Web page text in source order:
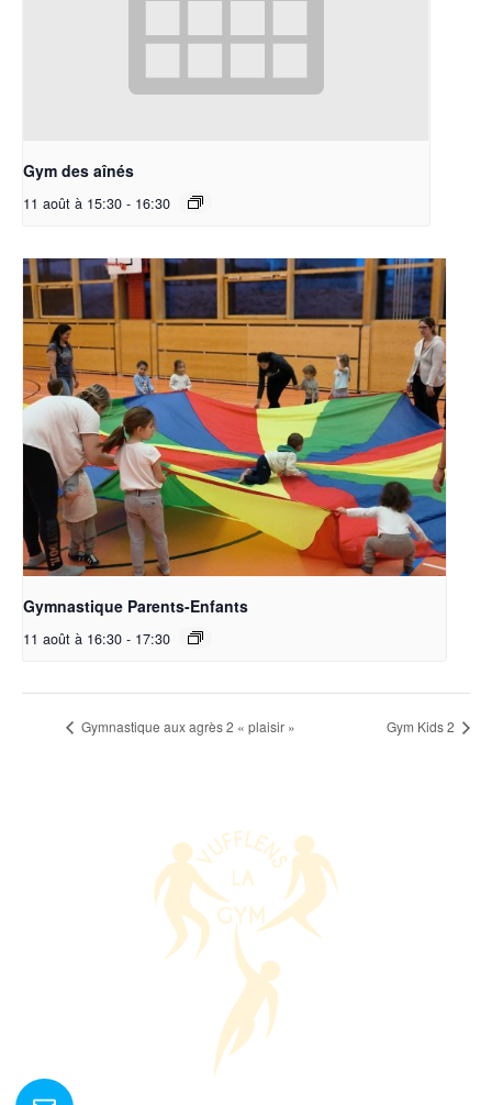
Gym des aînés
11 août à 15:30 - 16:30
Gymnastique Parents-Enfants
11 août à 16:30 - 17:30
Gymnastique aux agrès 2 « plaisir » Gym Kids 2